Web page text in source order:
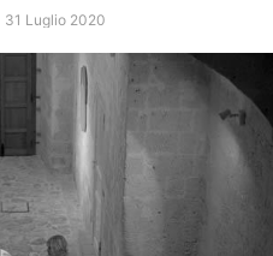
31 Luglio 2020